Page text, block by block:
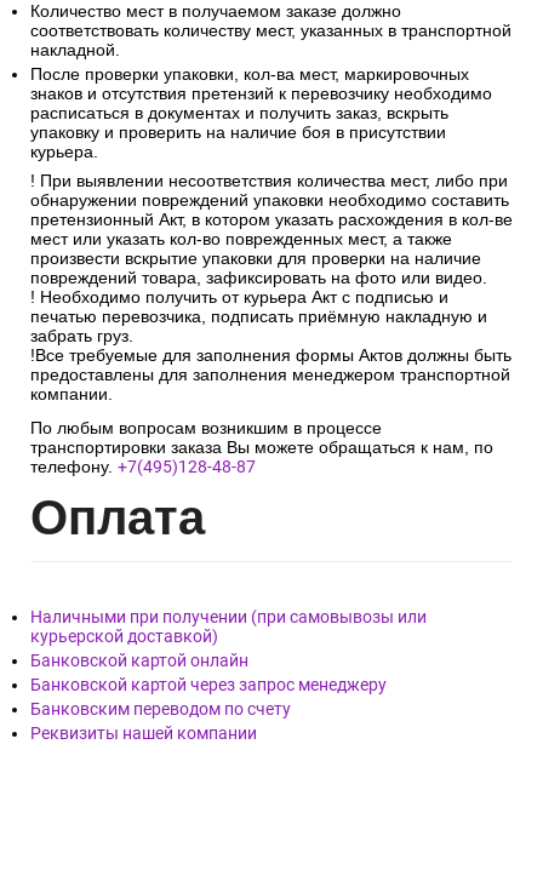
Количество мест в получаемом заказе должно
соответствовать количеству мест, указанных в транспортной
накладной.
После проверки упаковки, кол-ва мест, маркировочных
знаков и отсутствия претензий к перевозчику необходимо
расписаться в документах и получить заказ, вскрыть
упаковку и проверить на наличие боя в присутствии
курьера.
! При выявлении несоответствия количества мест, либо при
обнаружении повреждений упаковки необходимо составить
претензионный Акт, в котором указать расхождения в кол-ве
мест или указать кол-во поврежденных мест, а также
произвести вскрытие упаковки для проверки на наличие
повреждений товара, зафиксировать на фото или видео.
! Необходимо получить от курьера Акт с подписью и
печатью перевозчика, подписать приёмную накладную и
забрать груз.
!Все требуемые для заполнения формы Актов должны быть
предоставлены для заполнения менеджером транспортной
компании.
По любым вопросам возникшим в процессе
транспортировки заказа Вы можете обращаться к нам, по
телефону. +7(495)128-48-87
Оплата
Наличными при получении (при самовывозы или
курьерской доставкой)
Банковской картой онлайн
Банковской картой через запрос менеджеру
Банковским переводом по счету
Реквизиты нашей компании